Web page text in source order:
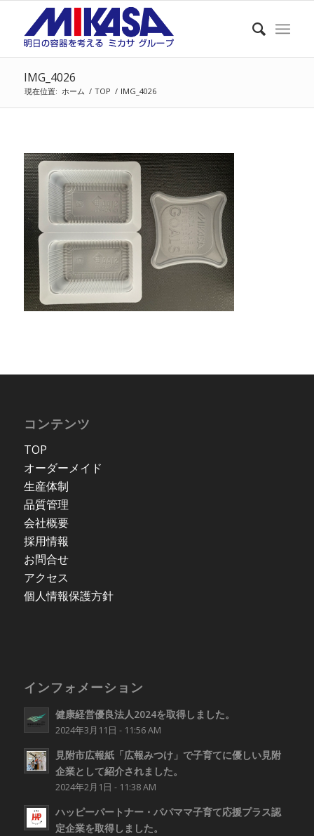
IMG_4026
現在位置: ホーム / TOP / IMG_4026
コンテンツ
TOP
オーダーメイド
生産体制
品質管理
会社概要
採用情報
お問合せ
アクセス
個人情報保護方針
インフォメーション
健康経営優良法人2024を取得しました。
2024年3月11日 - 11:56 AM
見附市広報紙「広報みつけ」で子育てに優しい見附
企業として紹介されました。
2024年2月1日 - 11:38 AM
ハッピーパートナー・パパママ子育て応援プラス認
定企業を取得しました。